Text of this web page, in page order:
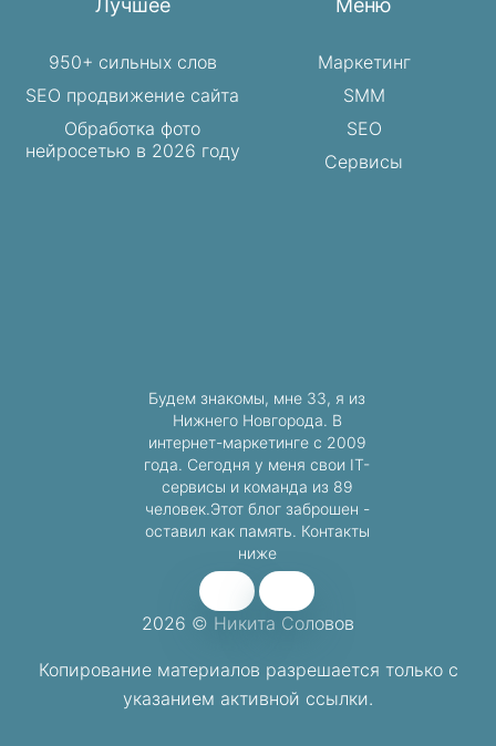
Лучшее
950+ сильных слов
SEO продвижение сайта
Обработка фото
нейросетью в 2026 году
Меню
Маркетинг
SMM
SEO
Сервисы
2026 © Никита Соловов
Копирование материалов разрешается только с
указанием активной ссылки.
Будем знакомы, мне 33, я из
Нижнего Новгорода. В
интернет-маркетинге с 2009
года. Сегодня у меня свои IT-
сервисы и команда из 89
человек.Этот блог заброшен -
оставил как память. Контакты
ниже